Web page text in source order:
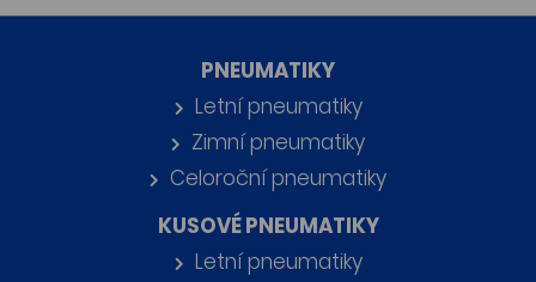
PNEUMATIKY
Letní pneumatiky
Zimní pneumatiky
Celoroční pneumatiky
KUSOVÉ PNEUMATIKY
Letní pneumatiky